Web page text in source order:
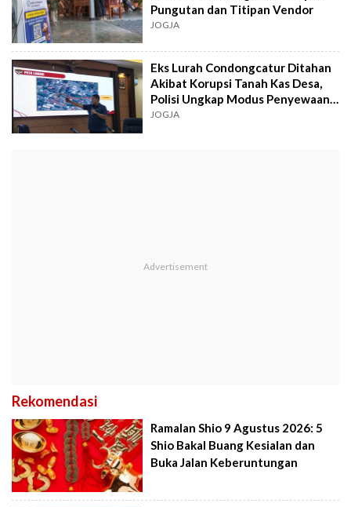
Pungutan dan Titipan Vendor
JOGJA
Eks Lurah Condongcatur Ditahan
Akibat Korupsi Tanah Kas Desa,
Polisi Ungkap Modus Penyewaan
Ilegal
JOGJA
Rekomendasi
Ramalan Shio 9 Agustus 2026: 5
Shio Bakal Buang Kesialan dan
Buka Jalan Keberuntungan